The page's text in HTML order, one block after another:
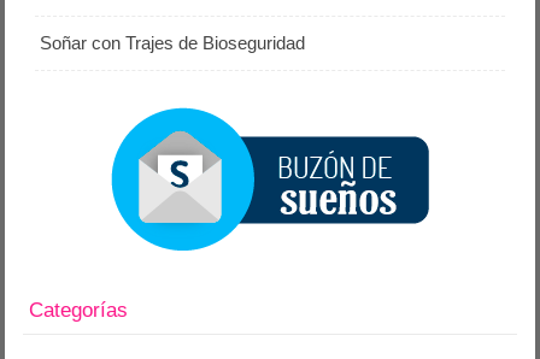
Soñar con Trajes de Bioseguridad
Categorías